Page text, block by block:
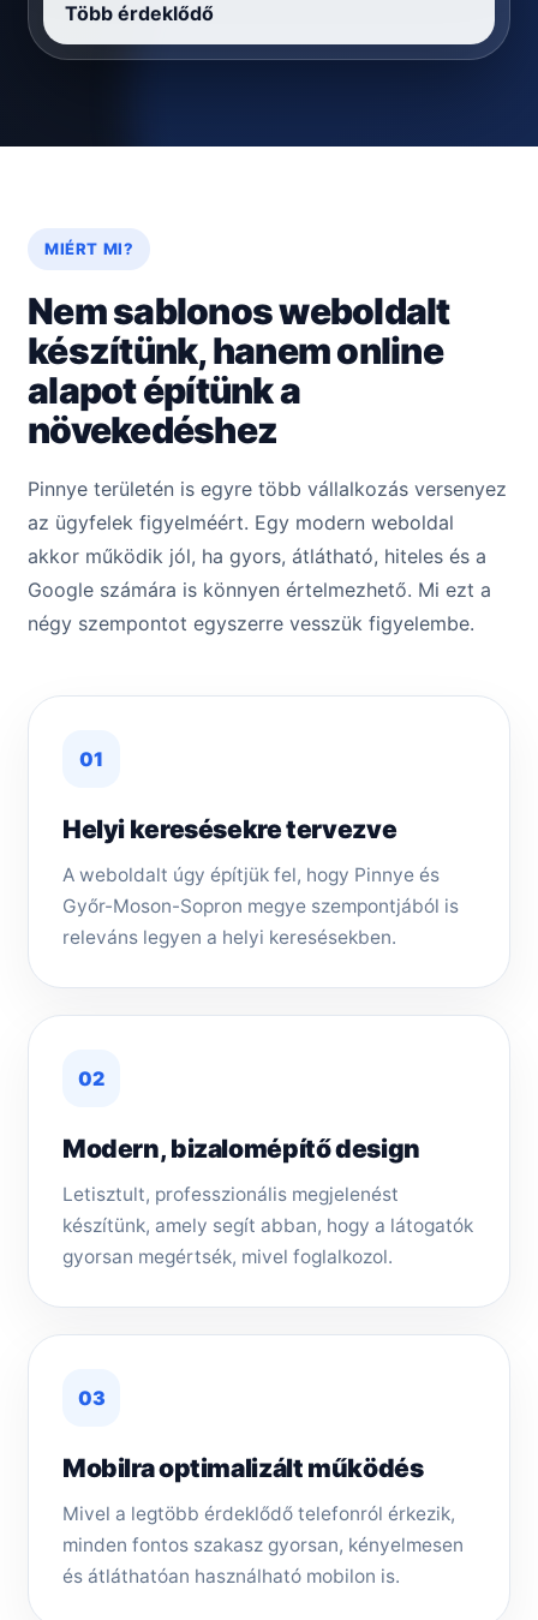
Több érdeklődő
MIÉRT MI?
Nem sablonos weboldalt
készítünk, hanem online
alapot építünk a
növekedéshez
Pinnye területén is egyre több vállalkozás versenyez
az ügyfelek figyelméért. Egy modern weboldal
akkor működik jól, ha gyors, átlátható, hiteles és a
Google számára is könnyen értelmezhető. Mi ezt a
négy szempontot egyszerre vesszük figyelembe.
01
Helyi keresésekre tervezve
A weboldalt úgy építjük fel, hogy Pinnye és
Győr-Moson-Sopron megye szempontjából is
releváns legyen a helyi keresésekben.
02
Modern, bizalomépítő design
Letisztult, professzionális megjelenést
készítünk, amely segít abban, hogy a látogatók
gyorsan megértsék, mivel foglalkozol.
03
Mobilra optimalizált működés
Mivel a legtöbb érdeklődő telefonról érkezik,
minden fontos szakasz gyorsan, kényelmesen
és átláthatóan használható mobilon is.